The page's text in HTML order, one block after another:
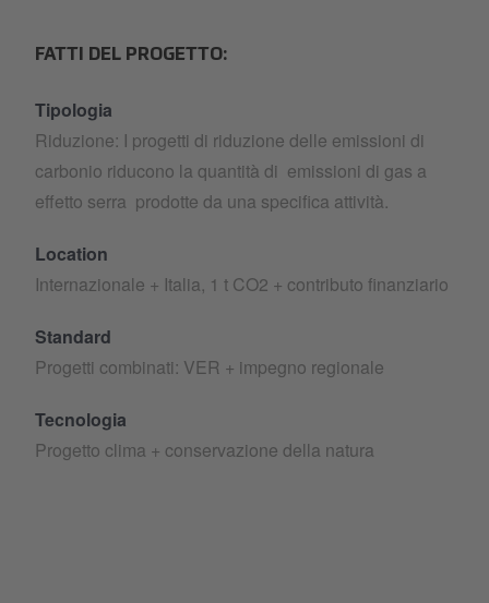
FATTI DEL PROGETTO:
Tipologia
Riduzione: I progetti di riduzione delle emissioni di
carbonio riducono la quantità di emissioni di gas a
effetto serra prodotte da una specifica attività.
Location
Internazionale + Italia, 1 t CO2 + contributo finanziario
Standard
Progetti combinati: VER + impegno regionale
Tecnologia
Progetto clima + conservazione della natura